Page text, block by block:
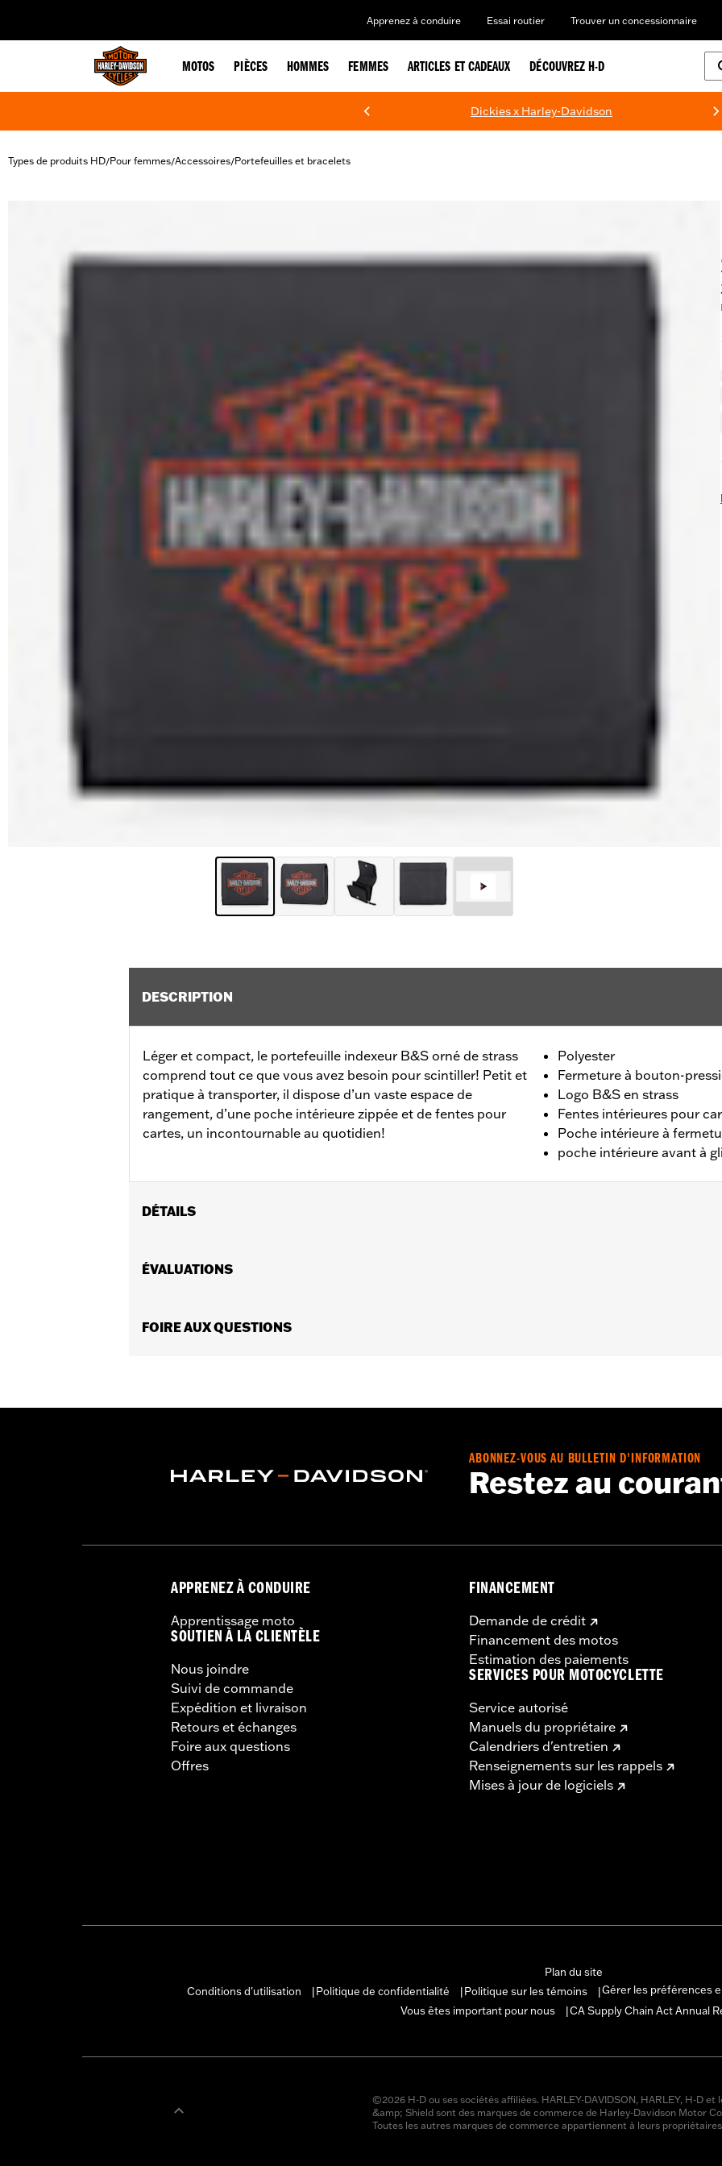
Apprenez à conduire Essai routier Trouver un concessionnaire
MOTOS PIÈCES HOMMES FEMMES ARTICLES ET CADEAUX DÉCOUVREZ H-D
Dickies x Harley-Davidson
Types de produits HD/Pour femmes/Accessoires/Portefeuilles et bracelets
DESCRIPTION
Léger et compact, le portefeuille indexeur B&S orné de strass
comprend tout ce que vous avez besoin pour scintiller! Petit et
pratique à transporter, il dispose d’un vaste espace de
rangement, d’une poche intérieure zippée et de fentes pour
cartes, un incontournable au quotidien!
Polyester
Fermeture à bouton-
Logo B&S en strass
Fentes intérieures pour
Poche intérieure à
poche intérieure avant à
DÉTAILS
Dimension Description:
ÉVALUATIONS
FOIRE AUX QUESTIONS
ABONNEZ-VOUS AU BULLETIN D'INFORMATION
Restez au
APPRENEZ À CONDUIRE
Apprentissage moto
SOUTIEN À LA CLIENTÈLE
Nous joindre
Suivi de commande
Expédition et livraison
Retours et échanges
Foire aux questions
Offres
FINANCEMENT
Demande de crédit
Financement des motos
Estimation des paiements
SERVICES POUR MOTOCYCLETTE
Service autorisé
Manuels du propriétaire
Calendriers d'entretien
Renseignements sur les rappels
Mises à jour de logiciels
Plan du site
Conditions d'utilisation
Politique de confidentialité Politique sur les témoins
Gérer les préférences
Vous êtes important pour nous
CA Supply Chain Act Annual
©2026 H-D ou ses sociétés affiliées. HARLEY-DAVIDSON, HARLEY, H-D et
&amp; Shield sont des marques de commerce de Harley-Davidson Motor
Toutes les autres marques de commerce appartiennent à leurs